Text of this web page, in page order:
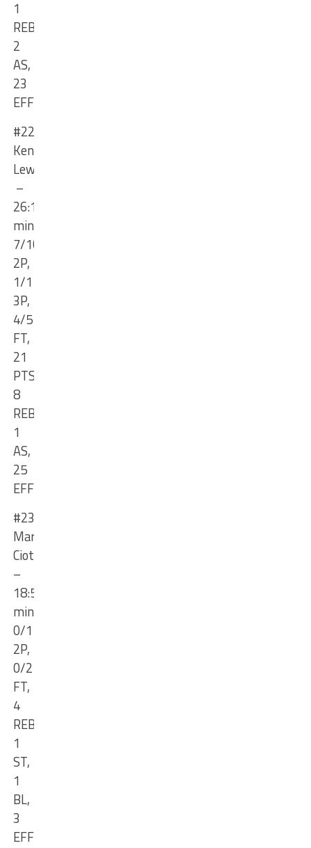
1
REB,
2
AS,
23
EFF
#22
Kendall
Lewis
–
26:11
min
7/10
2P,
1/1
3P,
4/5
FT,
21
PTS,
8
REB,
1
AS,
25
EFF
#23
Marius
Ciotlău
–
18:57
min
0/1
2P,
0/2
FT,
4
REB,
1
ST,
1
BL,
3
EFF